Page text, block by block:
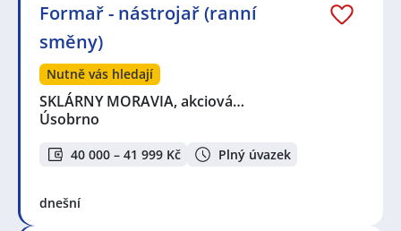
Formař - nástrojař (ranní
směny)
Nutně vás hledají
SKLÁRNY MORAVIA, akciová…
Úsobrno
40 000 – 41 999 Kč Plný úvazek
dnešní